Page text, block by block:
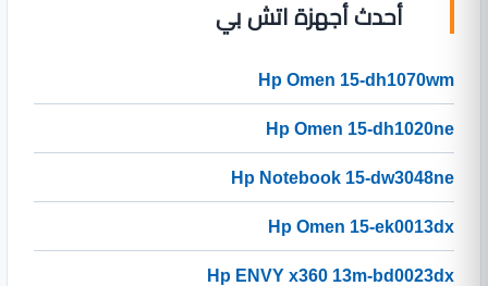
أحدث أجهزة اتش بي
Hp Omen 15-dh1070wm
Hp Omen 15-dh1020ne
Hp Notebook 15-dw3048ne
Hp Omen 15-ek0013dx
Hp ENVY x360 13m-bd0023dx